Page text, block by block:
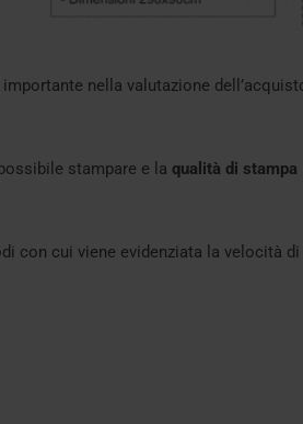
importante nella valutazione
stampare e la qualità di stampa
con cui viene evidenziata la velocità di